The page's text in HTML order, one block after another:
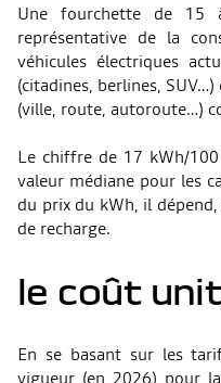
Une fourchette de 15
représentative de la
véhicules électriques
(citadines, berlines,
(ville, route, autoroute…)
Le chiffre de 17 kWh/
valeur médiane pour les
du prix du kWh, il
de recharge.
le coût
En se basant sur les
vigueur (en 2026) pour